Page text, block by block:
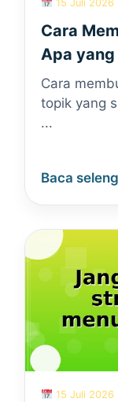
15 Juli 2026
Cara
Apa yang
Cara
topik yang
...
Baca
15 Juli 2026